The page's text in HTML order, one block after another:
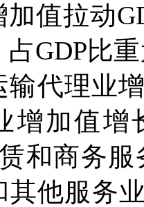
值拉动
占GDP比
输代理业
增加值增
赁和商务
其他服务